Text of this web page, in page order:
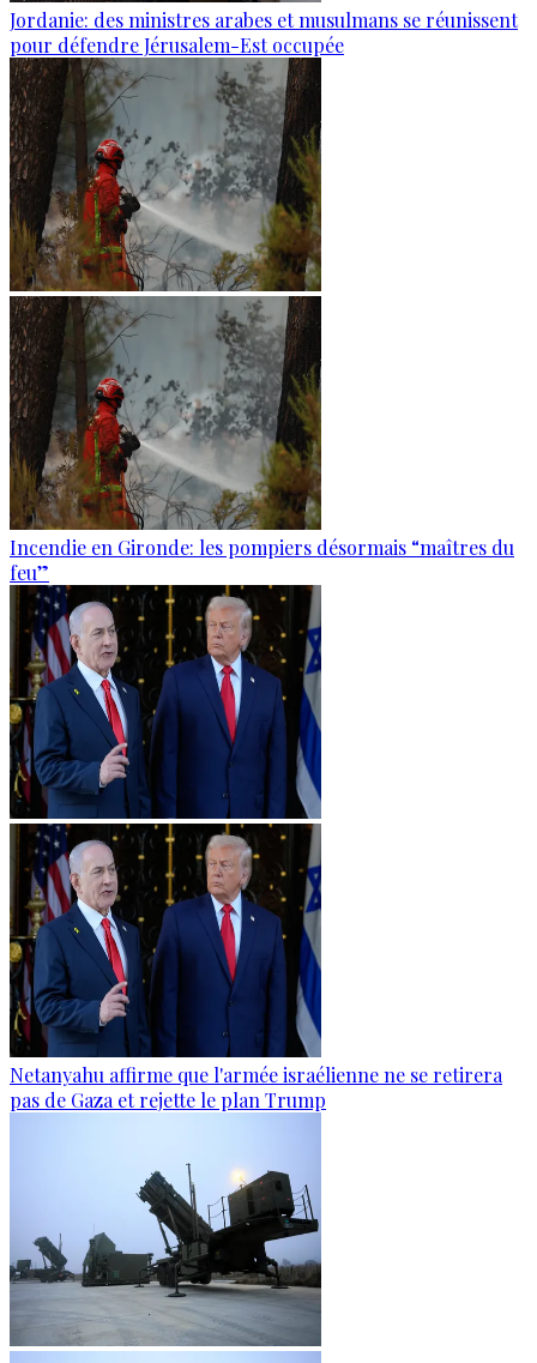
Jordanie: des ministres arabes et musulmans se réunissent
pour défendre Jérusalem-Est occupée
Incendie en Gironde: les pompiers désormais “maîtres du
feu”
Netanyahu affirme que l'armée israélienne ne se retirera
pas de Gaza et rejette le plan Trump